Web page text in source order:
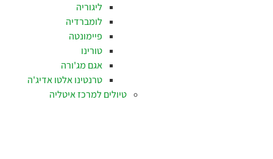
ליגוריה
לומברדיה
פיימונטה
טורינו
אגם מג'ורה
טרנטינו אלטו אדיג'ה
טיולים למרכז איטליה